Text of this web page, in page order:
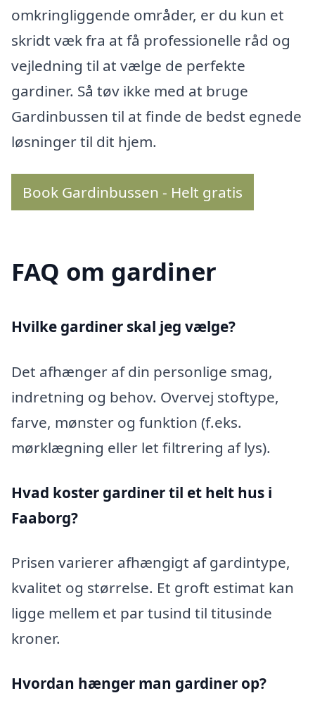
omkringliggende områder, er du kun et
skridt væk fra at få professionelle råd og
vejledning til at vælge de perfekte
gardiner. Så tøv ikke med at bruge
Gardinbussen til at finde de bedst egnede
løsninger til dit hjem.
Book Gardinbussen - Helt gratis
FAQ om gardiner
Hvilke gardiner skal jeg vælge?
Det afhænger af din personlige smag,
indretning og behov. Overvej stoftype,
farve, mønster og funktion (f.eks.
mørklægning eller let filtrering af lys).
Hvad koster gardiner til et helt hus i
Faaborg?
Prisen varierer afhængigt af gardintype,
kvalitet og størrelse. Et groft estimat kan
ligge mellem et par tusind til titusinde
kroner.
Hvordan hænger man gardiner op?